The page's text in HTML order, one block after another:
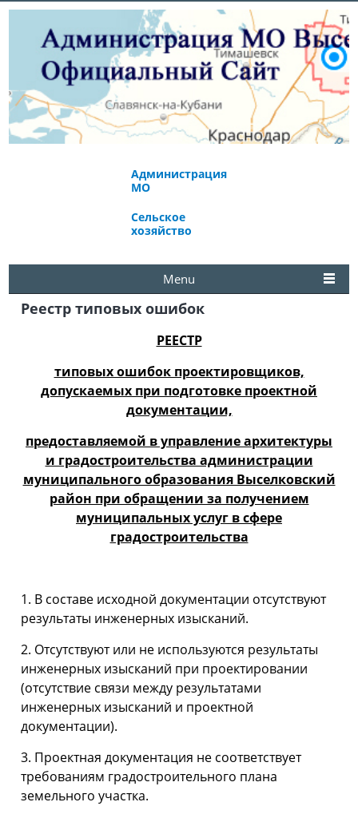
Администрация
МО
Сельское
хозяйство
Menu
Реестр типовых ошибок
РЕЕСТР
типовых ошибок проектировщиков,
допускаемых при подготовке проектной
документации,
предоставляемой в управление архитектуры
и градостроительства администрации
муниципального образования Выселковский
район при обращении за получением
муниципальных услуг в сфере
градостроительства
1. В составе исходной документации отсутствуют
результаты инженерных изысканий.
2. Отсутствуют или не используются результаты
инженерных изысканий при проектировании
(отсутствие связи между результатами
инженерных изысканий и проектной
документации).
3. Проектная документация не соответствует
требованиям градостроительного плана
земельного участка.